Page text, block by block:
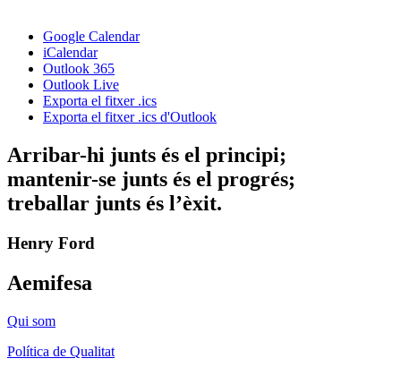
Google Calendar
iCalendar
Outlook 365
Outlook Live
Exporta el fitxer .ics
Exporta el fitxer .ics d'Outlook
Arribar-hi junts és el principi;
mantenir-se junts és el progrés;
treballar junts és l’èxit.
Henry Ford
Aemifesa
Qui som
Política de Qualitat